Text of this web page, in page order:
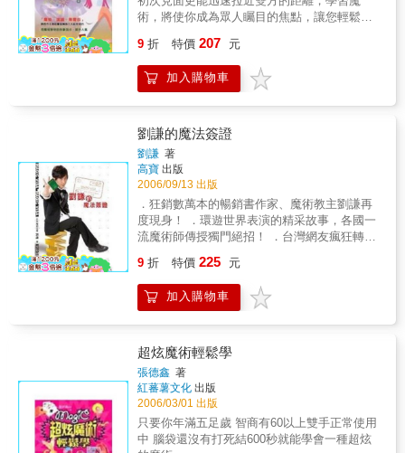
術，將使你成為眾人矚目的焦點，讓您輕鬆建
9 折 特價 207 元
加入購物車
劉謙的魔法簽證
劉謙 著
高寶 出版
2006/09/13 出版
．狂銷數萬本的暢銷書作家、魔術教主劉謙再
度現身！ ．環遊世界表演的精采故事，各國一
流魔術師傳授獨門絕招！ ．台灣網友瘋狂轉寄
登場！ ．偷偷告訴你魔術界的各種有趣冷知
識：哪本書堪稱魔術的九陰真經？魔術師為何
是高危險的工作？世上最有錢的工人是哪位魔
教學書《啊！敗給魔術！》及《啊！敗給魔
術！PART 2 》，劉謙首創利用隨手可得的小道
具，表演變幻莫測的魔術，引發讀者的熱烈迴
響。這次《劉謙的魔法簽證》中，他決定將學
習魔術的過程用文字和照片記錄下來，讓讀者
們更瞭解魔術的世界。 身為台灣最具知名
度的魔術師，劉謙除了經常參加重要的魔術比
9 折 特價 225 元
加入購物車
超炫魔術輕鬆學
張德鑫 著
紅蕃薯文化 出版
2006/03/01 出版
只要你年滿五足歲 智商有60以上雙手正常使用
中 腦袋還沒有打死結600秒就能學會一種超炫